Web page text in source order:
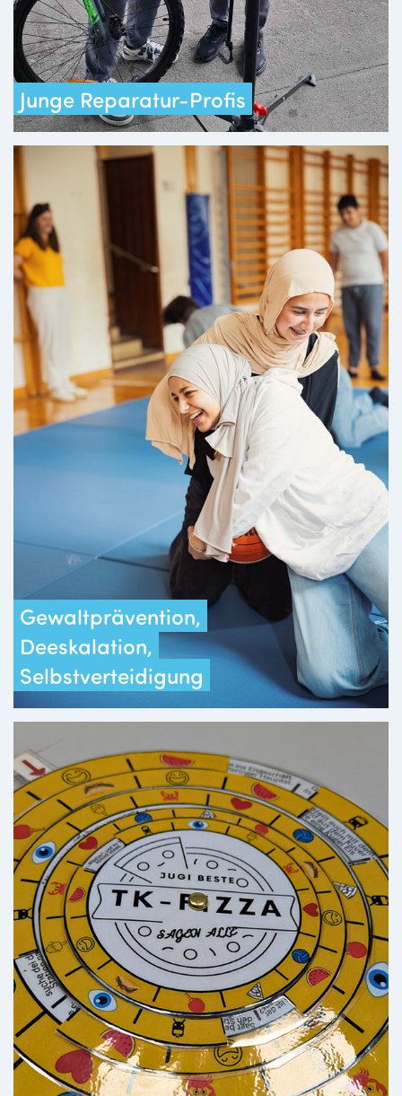
Junge Reparatur-Profis
Gewaltprävention,
Deeskalation,
Selbstverteidigung